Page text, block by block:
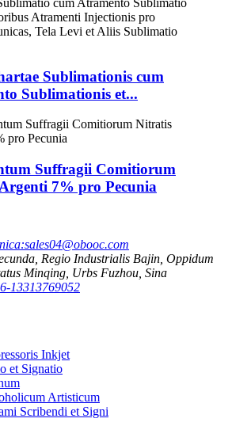
Sublimationis cum
Sublimationis et...
Suffragii Comitiorum
7% pro Pecunia
sales04@obooc.com
Regio Industrialis Bajin, Oppidum
Minqing, Urbs Fuzhou, Sina
13313769052
Inkjet
et Signatio
Artisticum
Scribendi et Signi